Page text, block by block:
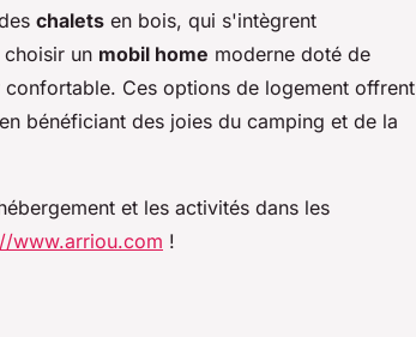
chalets en bois, qui s'intègrent
un mobil home moderne doté de
Ces options de logement offrent
bénéficiant des joies du camping et de la
et les activités dans les
www.arriou.com !